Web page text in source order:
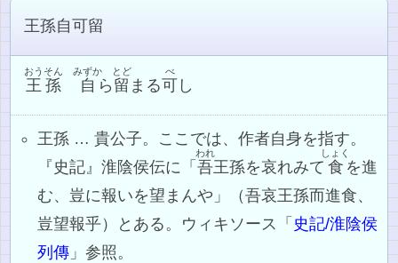
王孫自可留
王孫
おうそん
自
みずか
ら 留
とど
まる可
べ
し
王孫 … 貴公子。ここでは、作者自身を指す。
『史記』淮陰侯伝に「吾
われ
王孫を哀れみて 食
しょく
を進
む、豈に報いを望まんや」（吾哀王孫而進食、
豈望報乎）とある。ウィキソース「 史記/淮陰侯
列傳 」参照。